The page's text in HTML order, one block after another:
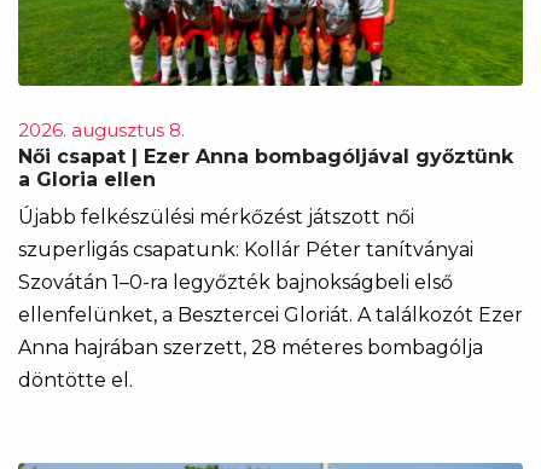
2026. augusztus 8.
Női csapat | Ezer Anna bombagóljával győztünk
a Gloria ellen
Újabb felkészülési mérkőzést játszott női
szuperligás csapatunk: Kollár Péter tanítványai
Szovátán 1–0-ra legyőzték bajnokságbeli első
ellenfelünket, a Besztercei Gloriát. A találkozót Ezer
Anna hajrában szerzett, 28 méteres bombagólja
döntötte el.